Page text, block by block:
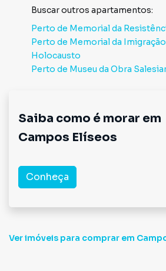
Buscar outros apartamentos:
Perto de Memorial da
Perto de Memorial da
Holocausto
Perto de Museu da Obra
Saiba como é morar em
Campos Elíseos
Conheça
Ver imóveis para comprar em